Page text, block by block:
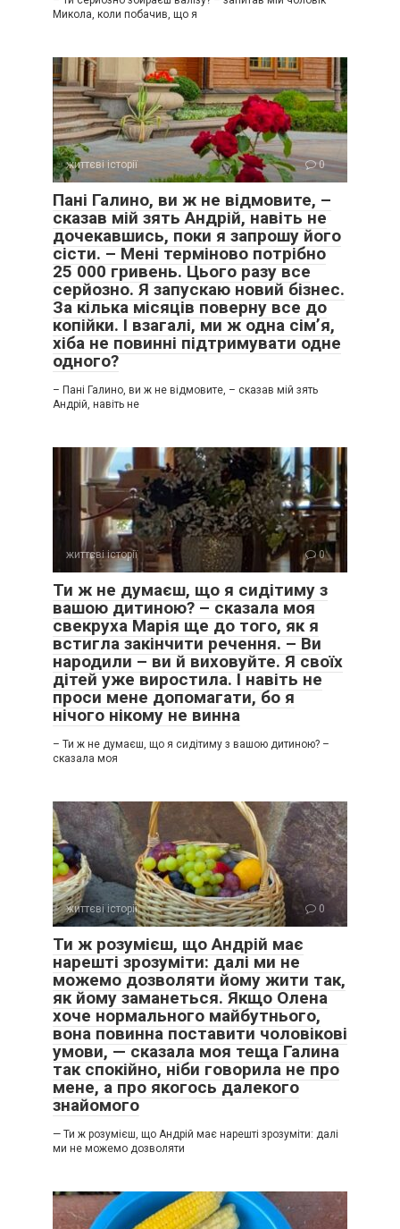
Микола, коли побачив, що я
життєві історії 0
Пані Галино, ви ж не відмовите, –
сказав мій зять Андрій, навіть не
дочекавшись, поки я запрошу його
сісти. – Мені терміново потрібно
25 000 гривень. Цього разу все
серйозно. Я запускаю новий бізнес.
За кілька місяців поверну все до
копійки. І взагалі, ми ж одна сім’я,
хіба не повинні підтримувати одне
одного?
– Пані Галино, ви ж не відмовите, – сказав мій зять
Андрій, навіть не
життєві історії 0
Ти ж не думаєш, що я сидітиму з
вашою дитиною? – сказала моя
свекруха Марія ще до того, як я
встигла закінчити речення. – Ви
народили – ви й виховуйте. Я своїх
дітей уже виростила. І навіть не
проси мене допомагати, бо я
нічого нікому не винна
– Ти ж не думаєш, що я сидітиму з вашою дитиною? –
сказала моя
життєві історії 0
Ти ж розумієш, що Андрій має
нарешті зрозуміти: далі ми не
можемо дозволяти йому жити так,
як йому заманеться. Якщо Олена
хоче нормального майбутнього,
вона повинна поставити чоловікові
умови, — сказала моя теща Галина
так спокійно, ніби говорила не про
мене, а про якогось далекого
знайомого
— Ти ж розумієш, що Андрій має нарешті зрозуміти: далі
ми не можемо дозволяти